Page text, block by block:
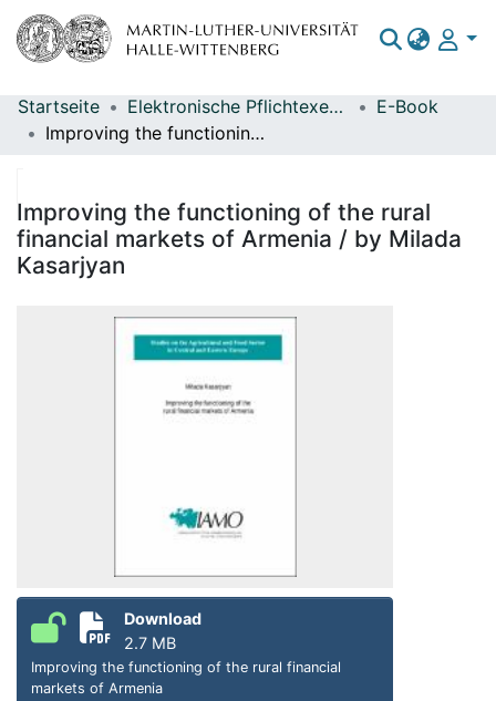
Bereiche & Sammlungen
Statistiken
Startseite Elektronische Pflichtexemplare
E-Book
Improving the functioning of the rural financial markets of Armenia / by Milada Kasarjyan
Improving the functioning of the rural
financial markets of Armenia / by Milada
Kasarjyan
Download
2.7 MB
Improving the functioning of the rural financial
markets of Armenia